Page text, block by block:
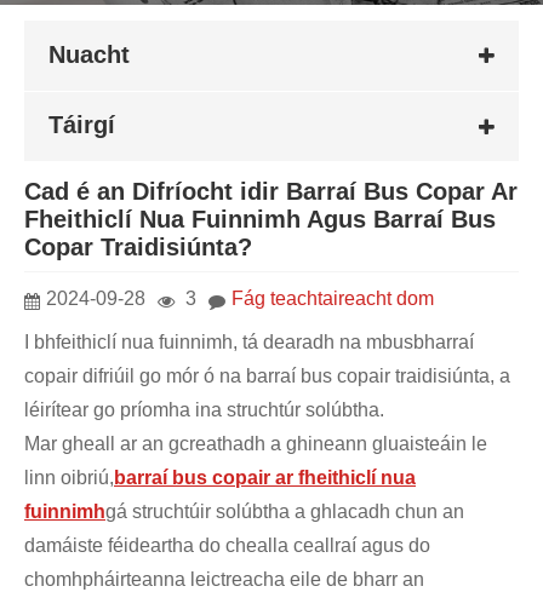
Nuacht
Táirgí
Cad é an Difríocht idir Barraí Bus Copar Ar
Fheithiclí Nua Fuinnimh Agus Barraí Bus
Copar Traidisiúnta?
2024-09-28 3 Fág teachtaireacht dom
I bhfeithiclí nua fuinnimh, tá dearadh na mbusbharraí
copair difriúil go mór ó na barraí bus copair traidisiúnta, a
léirítear go príomha ina struchtúr solúbtha.
Mar gheall ar an gcreathadh a ghineann gluaisteáin le
linn oibriú, barraí bus copair ar fheithiclí nua
fuinnimhgá struchtúir solúbtha a ghlacadh chun an
damáiste féideartha do chealla ceallraí agus do
chomhpháirteanna leictreacha eile de bharr an